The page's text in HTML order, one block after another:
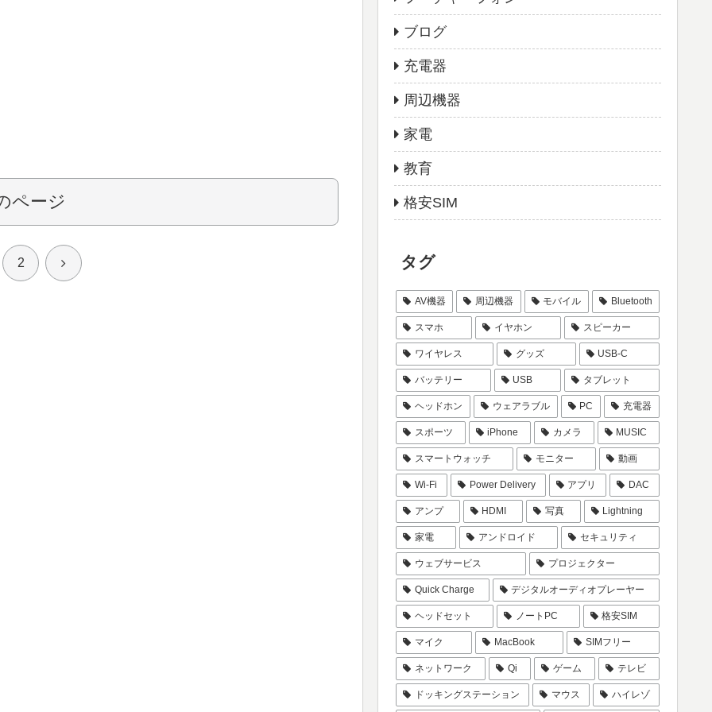
ページ
2 次
ブログ
充電器
周辺機器
家電
教育
格安SIM
タグ
AV機器 周辺機器 モバイル Bluetooth
スマホ イヤホン スピーカー
ワイヤレス グッズ USB-C
バッテリー USB タブレット
ヘッドホン ウェアラブル PC 充電器
スポーツ iPhone カメラ MUSIC
スマートウォッチ モニター 動画
Wi-Fi Power Delivery アプリ DAC
アンプ HDMI 写真 Lightning
家電 アンドロイド セキュリティ
ウェブサービス プロジェクター
Quick Charge デジタルオーディオプレーヤー
ヘッドセット ノートPC 格安SIM
マイク MacBook SIMフリー
ネットワーク Qi ゲーム テレビ
ドッキングステーション マウス ハイレゾ